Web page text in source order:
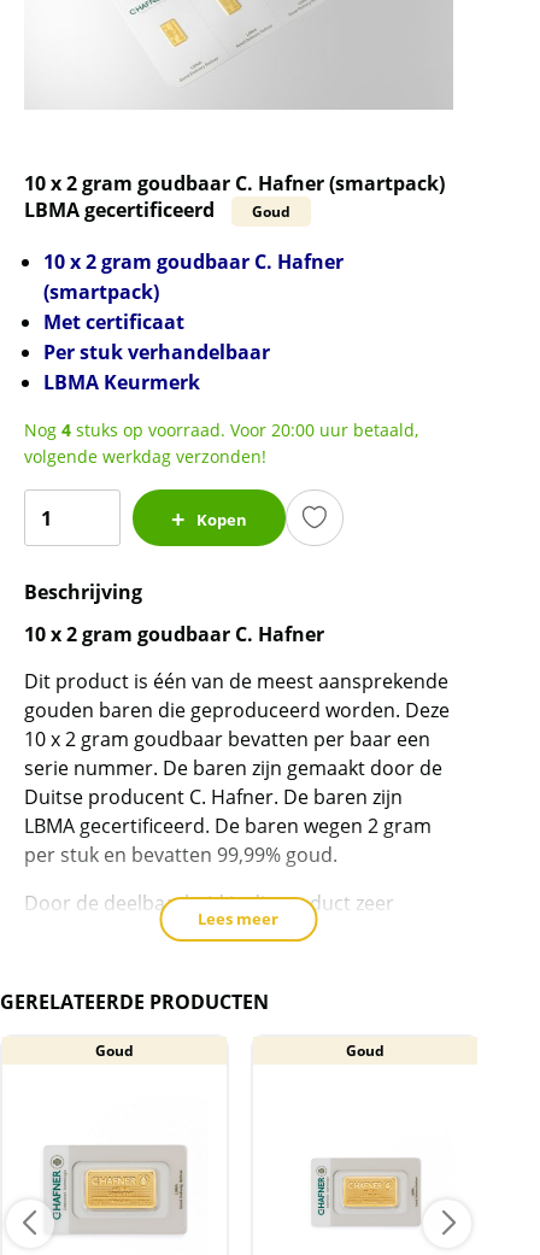
10 x 2 gram goudbaar C. Hafner (smartpack)
LBMA gecertificeerd
Goud
10 x 2 gram goudbaar C. Hafner
(smartpack)
Met certificaat
Per stuk verhandelbaar
LBMA Keurmerk
Nog 4 stuks op voorraad. Voor 20:00 uur betaald,
volgende werkdag verzonden!
gram
goudbaar
Hafner
(smartpack)
LBMA
gecertificeerd
aantal
Kopen
Beschrijving
10 x 2 gram goudbaar C. Hafner
Dit product is één van de meest aansprekende
gouden baren die geproduceerd worden. Deze
10 x 2 gram goudbaar bevatten per baar een
serie nummer. De baren zijn gemaakt door de
Duitse producent C. Hafner. De baren zijn
LBMA gecertificeerd. De baren wegen 2 gram
per stuk en bevatten 99,99% goud.
Door de deelbaarheid is dit product zeer
geschikt om als geschenk te geven of om in
Dit product is duurder dan een standaard 20
2 gram baren/munten.
beleggingsproduct, zijn ze vrijgesteld van btw.
Lees meer
GERELATEERDE PRODUCTEN
Goud Goud